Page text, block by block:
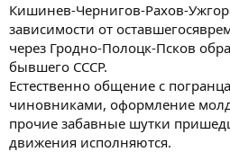
Кишинев-Чернигов-Рахов-
зависимости от
через Гродно-Полоцк-Псков
бывшего СССР.
Естественно общение с
чиновниками, оформление
прочие забавные шутки
движения исполняются.